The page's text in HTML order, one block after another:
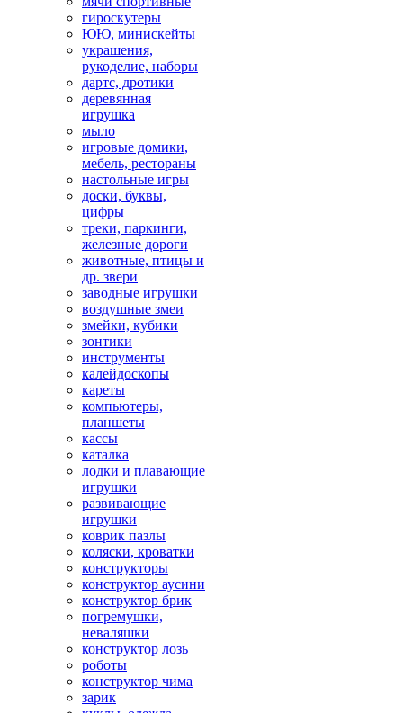
гироскутеры
ЮЮ, минискейты
украшения,
рукоделие, наборы
дартс, дротики
деревянная
игрушка
мыло
игровые домики,
мебель, рестораны
настольные игры
доски, буквы,
цифры
треки, паркинги,
железные дороги
животные, птицы и
др. звери
заводные игрушки
воздушные змеи
змейки, кубики
зонтики
инструменты
калейдоскопы
кареты
компьютеры,
планшеты
кассы
каталка
лодки и плавающие
игрушки
развивающие
игрушки
коврик пазлы
коляски, кроватки
конструкторы
конструктор аусини
конструктор брик
погремушки,
неваляшки
конструктор лозь
роботы
конструктор чима
зарик